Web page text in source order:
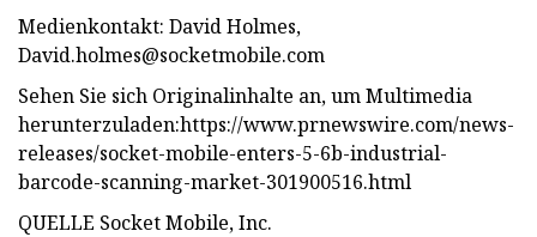
Medienkontakt: David Holmes,
David.holmes@socketmobile.com
Sehen Sie sich Originalinhalte an, um Multimedia
herunterzuladen:https://www.prnewswire.com/news-
releases/socket-mobile-enters-5-6b-industrial-
barcode-scanning-market-301900516.html
QUELLE Socket Mobile, Inc.